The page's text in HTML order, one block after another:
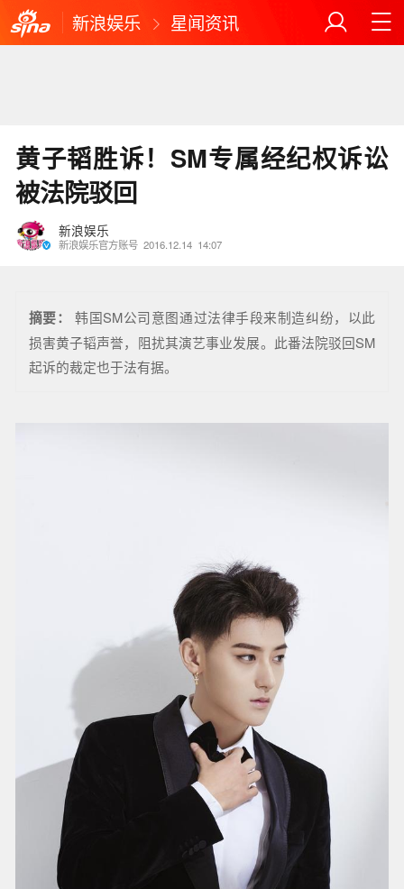
新浪娱乐 星闻资讯
黄子韬胜诉！SM专属经纪权诉讼
被法院驳回
新浪娱乐
新浪娱乐官方账号 2016.12.14 14:07
摘要：
韩国SM公司意图通过法律手段来制造纠纷，以此
损害黄子韬声誉，阻扰其演艺事业发展。此番法院驳回SM
起诉的裁定也于法有据。